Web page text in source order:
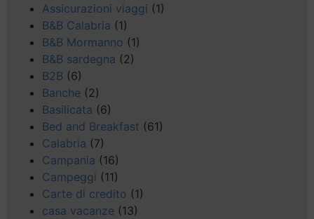
Assicurazioni viaggi (1)
B&B Calabria (1)
B&B Mormanno (1)
B&B sardegna (2)
B2B (6)
Banche (2)
Basilicata (6)
Bed and Breakfast (61)
Calabria (7)
Campania (16)
Campeggi (11)
Carte di credito (1)
casa vacanze (13)